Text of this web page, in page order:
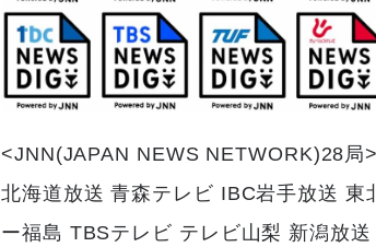
<JNN(JAPAN NEWS NETWORK)28局>
北海道放送 青森テレビ IBC岩手放送 東
ー福島 TBSテレビ テレビ山梨 新潟放